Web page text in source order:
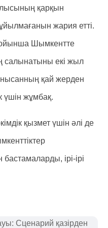
қарқын
жария етті.
Шымкентте
салынатыны екі жыл
қай жерден
үшін жұмбақ.
қызмет үшін әлі де
ірі-ірі
Сценарий қазірден